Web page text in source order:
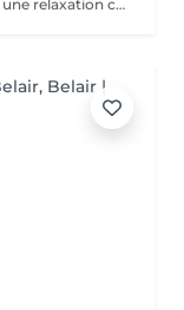
Notre massage senior est conçu pour offrir une relaxation ciblée, quelle que soit la zone sollicitée. Il vise à détendre les muscles, à atténuer les raideurs et à soulager certaines douleurs, notamment celles liées à des problèmes comme l'arthrose. Avec l'âge, des zones telles que la nuque ou le bas du dos ont tendance à se raidir et à perdre en souplesse. Le massage de ces zones permet à la personne de retrouver un meilleur confort et une plus grande mobilité. Nous avons pris le temps d'étudier chaque détail pour vous offrir une expérience de bien-être authentique, vous permettant de vous évader du stress quotidien et de vous détendre pleinement. Découvrez également nos offres spéciales avec nos cartes FORFAITS disponibles sur notre site Web. Idéal également comme idée cadeau originale, pour surprendre et faire plaisir. Pour en savoir plus et découvrir l'ensemble de nos prestations, cliquez ici : https://www.oxyzen.lu Avertissement : Nos soins sont dédiés au bien-être et à la relaxation. Ils ne remplacent pas un suivi médical et ne relèvent pas de la kinésithérapie.